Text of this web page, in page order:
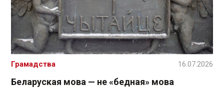
Беларуская мова — не «бедная» мова
Грамадства 16.07.2026